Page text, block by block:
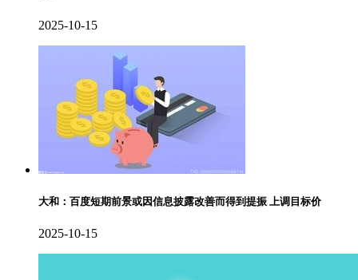
2025-10-15
大和：百度短期前景或因信息披露改善而得到提振 上调目标价
2025-10-15